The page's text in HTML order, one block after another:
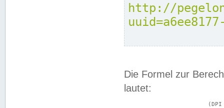
http://
Die Formel zur
lautet: